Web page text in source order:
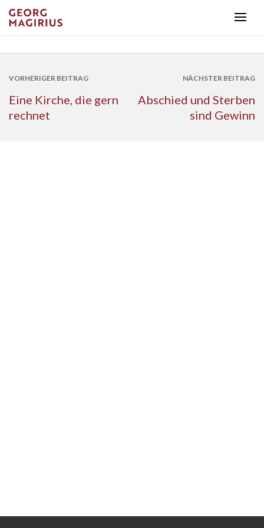
VORHERIGER BEITRAG
Eine Kirche, die gern
rechnet
NÄCHSTER BEITRAG
Abschied und Sterben
sind Gewinn